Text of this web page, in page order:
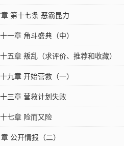
第十七条 恶霸昆力
一章 角斗盛典（中）
五章 叛乱（求评价、推荐和收藏）
九章 开始营救（一）
三章 营救计划失败
七章 险而又险
公开情报（二）